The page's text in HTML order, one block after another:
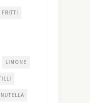
LIMONE
NUTELLA